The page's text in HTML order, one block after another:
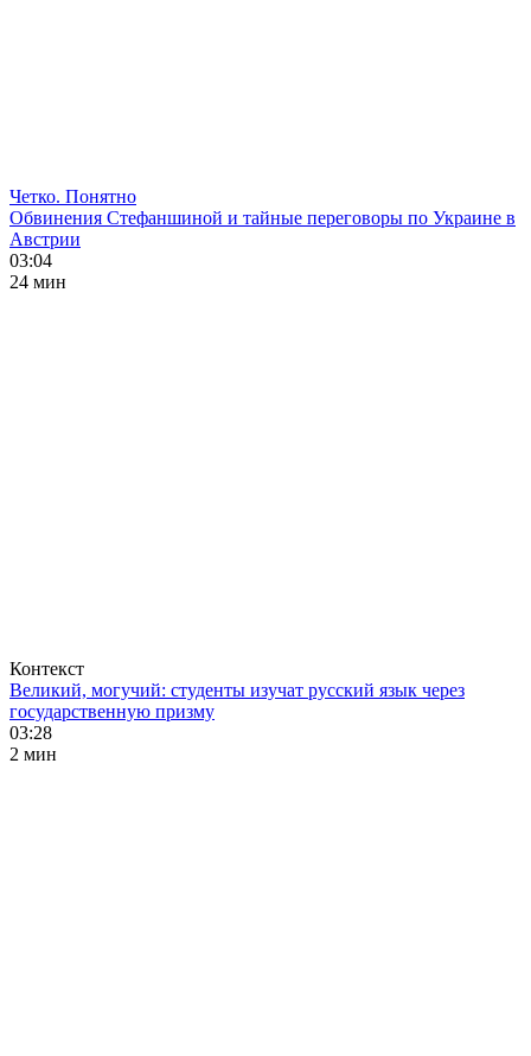
Четко. Понятно
Обвинения Стефаншиной и тайные переговоры по Украине в
Австрии
03:04
24 мин
Контекст
Великий, могучий: студенты изучат русский язык через
государственную призму
03:28
2 мин